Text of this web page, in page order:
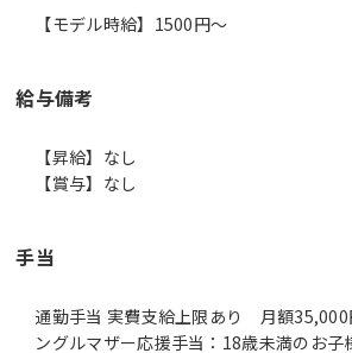
【モデル時給】1500円〜
給与備考
【昇給】なし
【賞与】なし
手当
通勤手当 実費支給上限あり 月額35,000
ングルマザー応援手当：18歳未満のお子